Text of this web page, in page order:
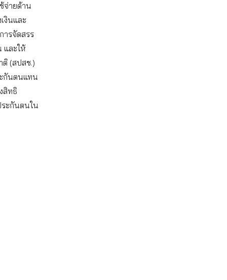
จ่ายด้าน
งินและ
ารจัดสรร
และให้
(สปสช.)
กันตนแทน
สิทธิ
ระกันตนใน